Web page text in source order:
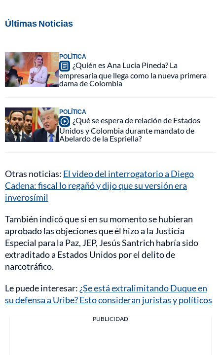
Últimas Noticias
POLÍTICA
¿Quién es Ana Lucía Pineda? La
empresaria que llega como la nueva primera
dama de Colombia
POLÍTICA
¿Qué se espera de relación de Estados
Unidos y Colombia durante mandato de
Abelardo de la Espriella?
Otras noticias: El video del interrogatorio a Diego
Cadena: fiscal lo regañó y dijo que su versión era
inverosímil
También indicó que si en su momento se hubieran
aprobado las objeciones que él hizo a la Justicia
Especial para la Paz, JEP, Jesús Santrich habría sido
extraditado a Estados Unidos por el delito de
narcotráfico.
Le puede interesar: ¿Se está extralimitando Duque en
su defensa a Uribe? Esto consideran juristas y políticos
PUBLICIDAD